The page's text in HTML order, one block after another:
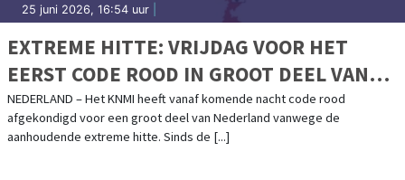
25 juni 2026, 16:54 uur
EXTREME HITTE: VRIJDAG VOOR HET
EERST CODE ROOD IN GROOT DEEL VAN
HET LAND
NEDERLAND – Het KNMI heeft vanaf komende nacht code rood
afgekondigd voor een groot deel van Nederland vanwege de
aanhoudende extreme hitte. Sinds de [...]